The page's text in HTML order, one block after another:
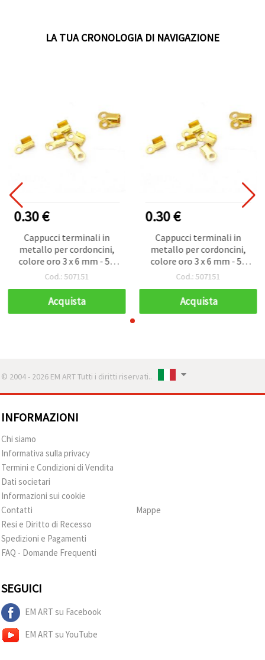
LA TUA CRONOLOGIA DI NAVIGAZIONE
0.30 €
Cappucci terminali in
metallo per cordoncini,
colore oro 3 x 6 mm - 50
pz
Cod.: 507151
Acquista
0.30 €
Cappucci terminali in
metallo per cordoncini,
colore oro 3 x 6 mm - 50
pz
Cod.: 507151
Acquista
© 2004 - 2026 EM ART Tutti i diritti riservati..
INFORMAZIONI
Chi siamo
Informativa sulla privacy
Termini e Condizioni di Vendita
Dati societari
Informazioni sui cookie
Contatti
Resi e Diritto di Recesso
Spedizioni e Pagamenti
FAQ - Domande Frequenti
Mappe
SEGUICI
EM ART su Facebook
EM ART su YouTube